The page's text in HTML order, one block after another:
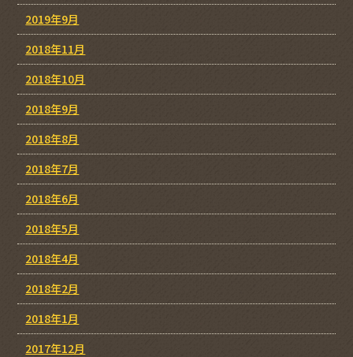
2019年9月
2018年11月
2018年10月
2018年9月
2018年8月
2018年7月
2018年6月
2018年5月
2018年4月
2018年2月
2018年1月
2017年12月